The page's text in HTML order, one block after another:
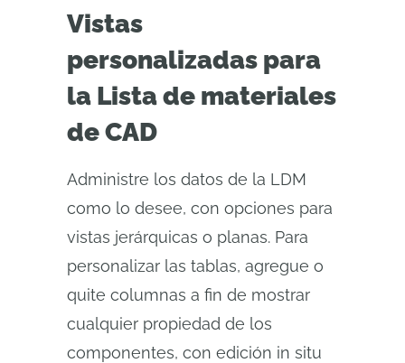
Vistas
personalizadas para
la Lista de materiales
de CAD
Administre los datos de la LDM
como lo desee, con opciones para
vistas jerárquicas o planas. Para
personalizar las tablas, agregue o
quite columnas a fin de mostrar
cualquier propiedad de los
componentes, con edición in situ